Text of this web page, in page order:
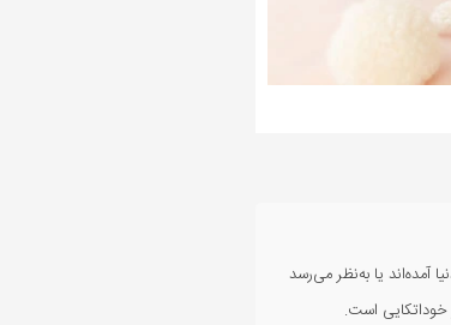
آمده‌اند یا به‌نظر می‌رسد
است.